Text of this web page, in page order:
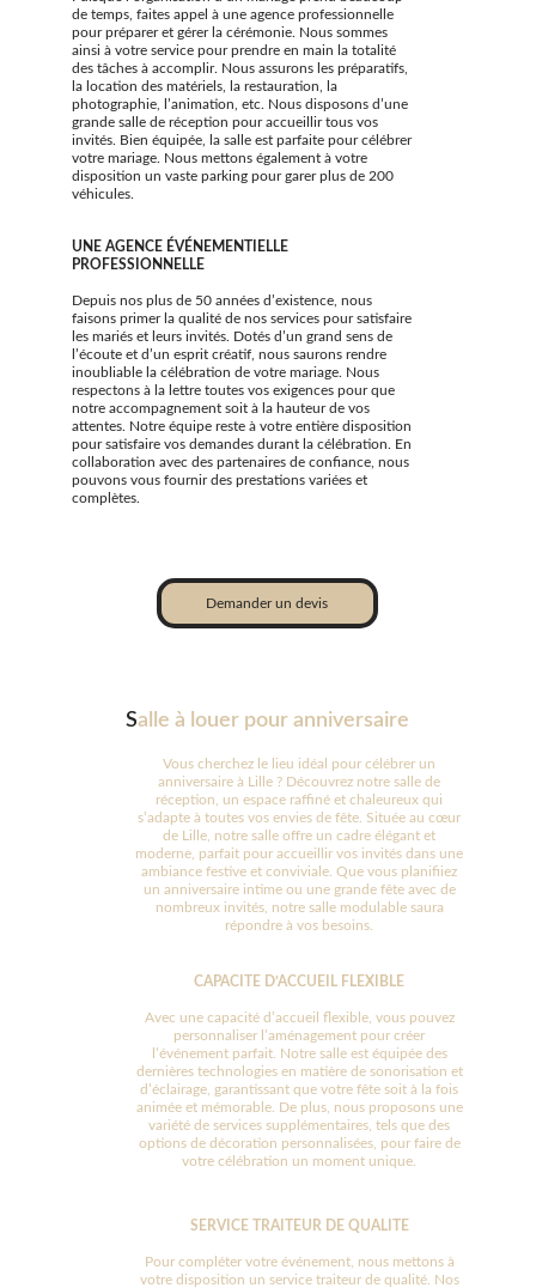
de temps, faites appel à une agence professionnelle
pour préparer et gérer la cérémonie. Nous sommes
ainsi à votre service pour prendre en main la totalité
des tâches à accomplir. Nous assurons les préparatifs,
la location des matériels, la restauration, la
photographie, l’animation, etc. Nous disposons d’une
grande salle de réception pour accueillir tous vos
invités. Bien équipée, la salle est parfaite pour célébrer
votre mariage. Nous mettons également à votre
disposition un vaste parking pour garer plus de 200
véhicules.
UNE AGENCE ÉVÉNEMENTIELLE
PROFESSIONNELLE
Depuis nos plus de 50 années d’existence, nous
faisons primer la qualité de nos services pour satisfaire
les mariés et leurs invités. Dotés d’un grand sens de
l’écoute et d’un esprit créatif, nous saurons rendre
inoubliable la célébration de votre mariage. Nous
respectons à la lettre toutes vos exigences pour que
notre accompagnement soit à la hauteur de vos
attentes. Notre équipe reste à votre entière disposition
pour satisfaire vos demandes durant la célébration. En
collaboration avec des partenaires de confiance, nous
pouvons vous fournir des prestations variées et
complètes.
Demander un devis
Salle à louer pour anniversaire
Vous cherchez le lieu idéal pour célébrer un
anniversaire à Lille ? Découvrez notre salle de
réception, un espace raffiné et chaleureux qui
s’adapte à toutes vos envies de fête. Située au cœur
de Lille, notre salle offre un cadre élégant et
moderne, parfait pour accueillir vos invités dans une
ambiance festive et conviviale. Que vous planifiiez
un anniversaire intime ou une grande fête avec de
nombreux invités, notre salle modulable saura
répondre à vos besoins.
CAPACITE D’ACCUEIL FLEXIBLE
Avec une capacité d’accueil flexible, vous pouvez
personnaliser l’aménagement pour créer
l’événement parfait. Notre salle est équipée des
dernières technologies en matière de sonorisation et
d’éclairage, garantissant que votre fête soit à la fois
animée et mémorable. De plus, nous proposons une
variété de services supplémentaires, tels que des
options de décoration personnalisées, pour faire de
votre célébration un moment unique.
SERVICE TRAITEUR DE QUALITE
Pour compléter votre événement, nous mettons à
votre disposition un service traiteur de qualité. Nos